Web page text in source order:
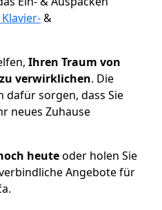
Klavier-&
Ihren Traum von
verwirklichen. Die
sorgen, dass Sie
neues Zuhause
heuteoder holen Sie
Angebote für